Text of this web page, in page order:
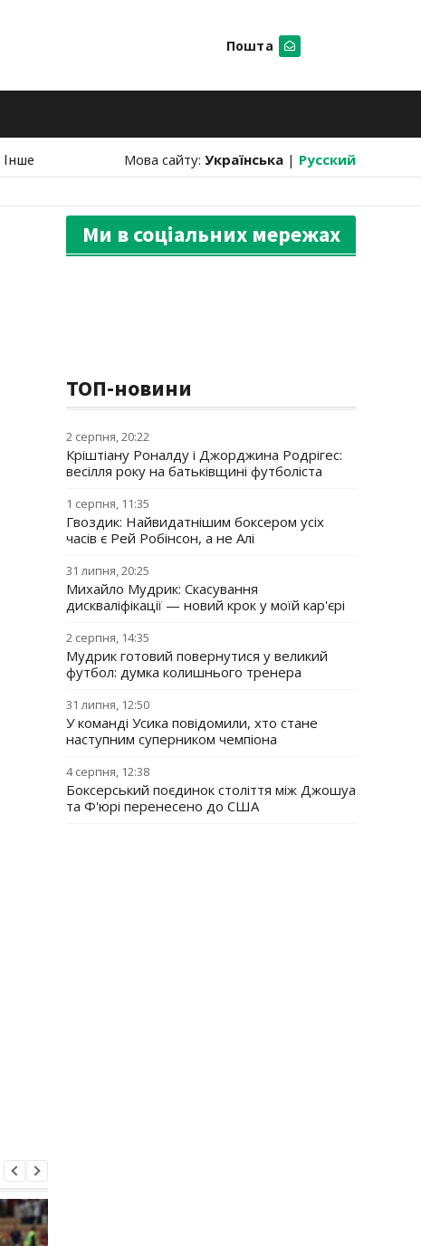
Пошта
Інше Мова сайту: Українська | Русский
Ми в соціальних мережах
ТОП-новини
2 серпня, 20:22
Кріштіану Роналду і Джорджина Родрігес:
весілля року на батьківщині футболіста
1 серпня, 11:35
Гвоздик: Найвидатнішим боксером усіх
часів є Рей Робінсон, а не Алі
31 липня, 20:25
Михайло Мудрик: Скасування
дискваліфікації — новий крок у моїй кар'єрі
2 серпня, 14:35
Мудрик готовий повернутися у великий
футбол: думка колишнього тренера
31 липня, 12:50
У команді Усика повідомили, хто стане
наступним суперником чемпіона
4 серпня, 12:38
Боксерський поєдинок століття між Джошуа
та Ф'юрі перенесено до США